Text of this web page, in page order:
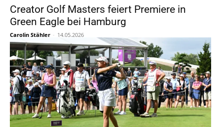
Creator Golf Masters feiert Premiere in
Green Eagle bei Hamburg
Carolin Stähler - 14.05.2026